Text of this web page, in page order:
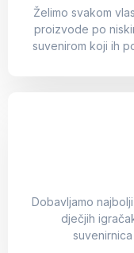
Želimo svakom
proizvode po
suvenirom koji ih
Dobavljamo
dječjih